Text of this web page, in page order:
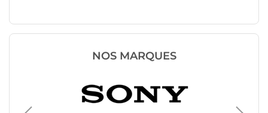
NOS MARQUES